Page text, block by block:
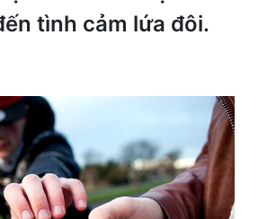
tình cảm lứa đôi.